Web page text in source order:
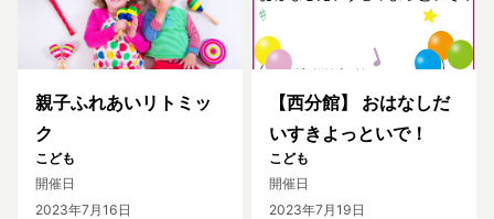
親子ふれあいリトミッ
ク
こども
開催日
2023年7月16日
【西分館】 おはなしだ
いすきよっといで！
こども
開催日
2023年7月19日